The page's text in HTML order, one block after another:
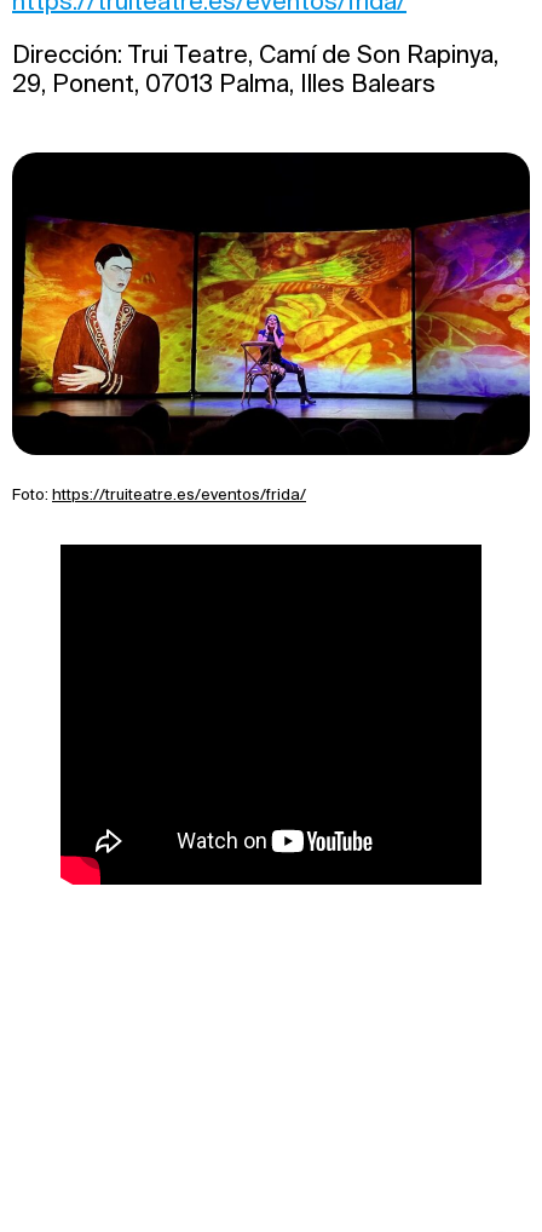
Dirección: Trui Teatre, Camí de Son Rapinya,
29, Ponent, 07013 Palma, Illes Balears
Foto: https://truiteatre.es/eventos/frida/